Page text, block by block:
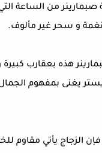
من الساعة
هذه بعقارب
يغنى بمفهوم الجمال
الزجاج يأتي مقاوم